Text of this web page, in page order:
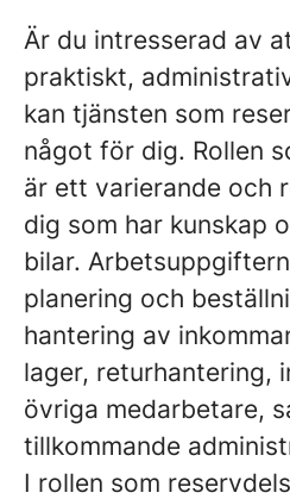
Är du intresserad av
praktiskt,
kan tjänsten som
något för dig. Rollen
är ett varierande och
dig som har kunskap
bilar.
planering och
hantering av
lager, returhantering,
övriga medarbetare,
tillkommande
I rollen som